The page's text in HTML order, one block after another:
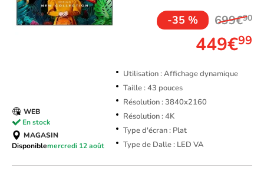
-35 % 699€90
449€99
Utilisation : Affichage dynamique
Taille : 43 pouces
Résolution : 3840x2160
Résolution : 4K
Type d'écran : Plat
Type de Dalle : LED VA
WEB
En stock
MAGASIN
Disponiblemercredi 12 août